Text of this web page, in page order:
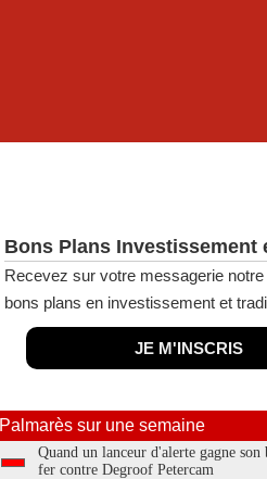
Bons Plans Investissement
Recevez sur votre messagerie
bons plans en investissement et
JE M'INSCRIS
Palmarès sur une semaine
Quand un lanceur d'alerte gagne son
fer contre Degroof Petercam